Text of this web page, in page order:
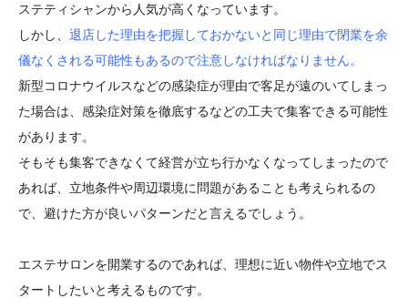
ステティシャンから人気が高くなっています。
しかし、 退店した理由を把握しておかないと同じ理由で閉業を余
儀なくされる可能性もあるので注意しなければなりません。
新型コロナウイルスなどの感染症が理由で客足が遠のいてしまっ
た場合は、感染症対策を徹底するなどの工夫で集客できる可能性
があります。
そもそも集客できなくて経営が立ち行かなくなってしまったので
あれば、立地条件や周辺環境に問題があることも考えられるの
で、避けた方が良いパターンだと言えるでしょう。
エステサロンを開業するのであれば、理想に近い物件や立地でス
タートしたいと考えるものです。